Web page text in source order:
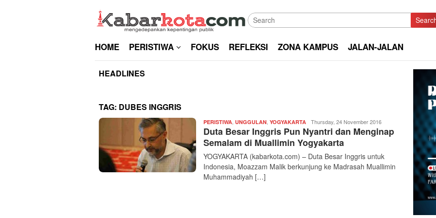
HOME PERISTIWA FOKUS REFLEKSI ZONA KAMPUS JALAN-JALAN
HEADLINES
TAG: DUBES INGGRIS
PERISTIWA UNGGULAN YOGYAKARTA Redaksi
|
kabarkota
Thursday, 24 November 2016
Duta Besar Inggris Pun Nyantri dan Menginap
Semalam di Muallimin Yogyakarta
YOGYAKARTA (kabarkota.com) – Duta Besar Inggris untuk
Indonesia, Moazzam Malik berkunjung ke Madrasah Muallimin
Muhammadiyah […]